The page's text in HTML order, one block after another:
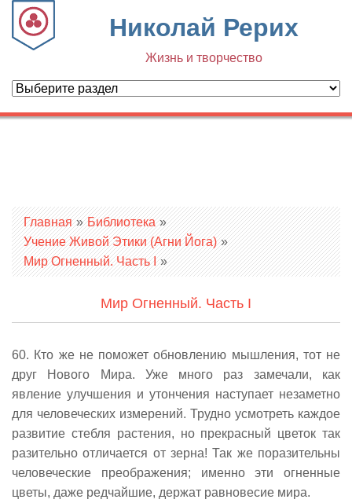
Николай Рерих
Жизнь и творчество
Вы здесь
Главная » Библиотека »
Учение Живой Этики (Агни Йога) »
Мир Огненный. Часть I »
Мир Огненный. Часть I
60. Кто же не поможет обновлению мышления, тот не
друг Нового Мира. Уже много раз замечали, как
явление улучшения и утончения наступает незаметно
для человеческих измерений. Трудно усмотреть каждое
развитие стебля растения, но прекрасный цветок так
разительно отличается от зерна! Так же поразительны
человеческие преображения; именно эти огненные
цветы, даже редчайшие, держат равновесие мира.